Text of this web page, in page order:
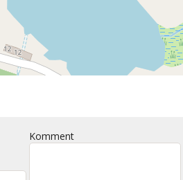
Komment